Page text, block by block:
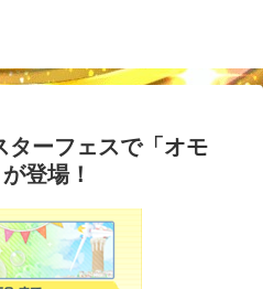
ターフェスで「オモ
登場！